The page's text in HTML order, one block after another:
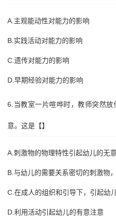
A.主观能动性对能力的影响
B.实践活动对能力的影响
C.遗传对能力的影响
D.早期经验对能力的影响
6.当教室一片喧哗时，教师突然
意。这是【】
A.刺激物的物理特性引起幼儿的无
B.与幼儿的需要关系密切的刺激物
C.在成人的组织和引导下，引起幼
D.利用活动引起幼儿的有意注意